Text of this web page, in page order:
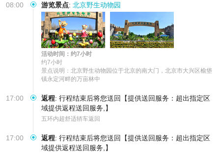
08:00 游览景点: 北京野生动物园
活动时间：约7小时
约7小时
景点说明：北京野生动物园位于北京的南大门，北京市大兴区榆垡
镇永定河畔的万亩林中
17:00 返程: 行程结束后将您送回【提供送回服务：超出指定区
域提供返程送回服务,】
五环内超舒适轿车返回
17:00 返程: 行程结束后将您送回【提供送回服务：超出指定区
域提供返程送回服务,】